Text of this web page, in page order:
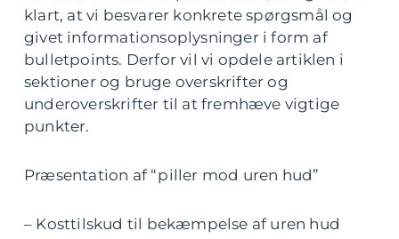
klart, at vi besvarer konkrete spørgsmål og
givet informationsoplysninger i form af
bulletpoints. Derfor vil vi opdele artiklen i
sektioner og bruge overskrifter og
underoverskrifter til at fremhæve vigtige
punkter.
Præsentation af “piller mod uren hud”
– Kosttilskud til bekæmpelse af uren hud